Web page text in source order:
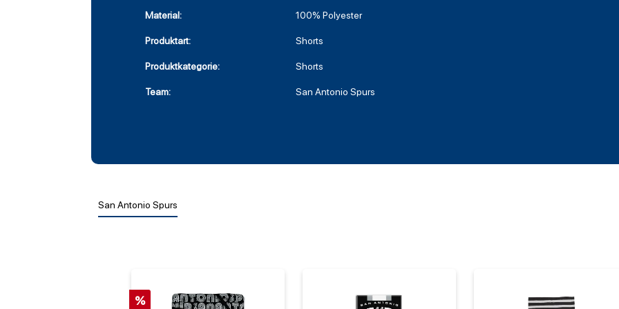
Material: 100% Polyester
Produktart: Shorts
Produktkategorie: Shorts
Team: San Antonio Spurs
San Antonio Spurs
%